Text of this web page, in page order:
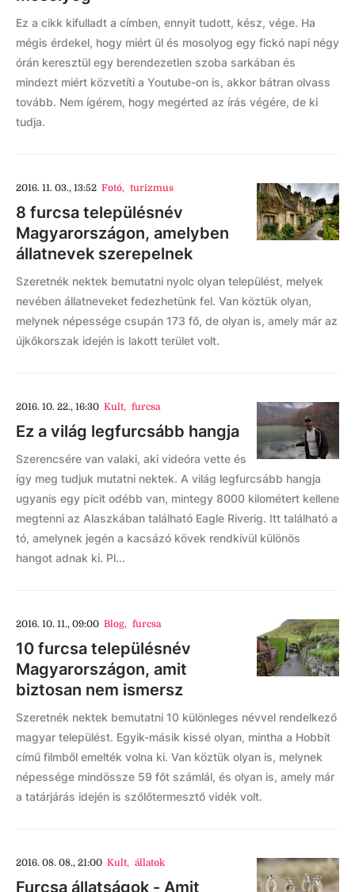
Ez a cikk kifulladt a címben, ennyit tudott, kész, vége. Ha
mégis érdekel, hogy miért ül és mosolyog egy fickó napi négy
órán keresztül egy berendezetlen szoba sarkában és
mindezt miért közvetíti a Youtube-on is, akkor bátran olvass
tovább. Nem ígérem, hogy megérted az írás végére, de ki
tudja.
2016. 11. 03., 13:52 Fotó, turizmus
8 furcsa településnév
Magyarországon, amelyben
állatnevek szerepelnek
Szeretnék nektek bemutatni nyolc olyan települést, melyek
nevében állatneveket fedezhetünk fel. Van köztük olyan,
melynek népessége csupán 173 fő, de olyan is, amely már az
újkőkorszak idején is lakott terület volt.
2016. 10. 22., 16:30 Kult, furcsa
Ez a világ legfurcsább hangja
Szerencsére van valaki, aki videóra vette és
így meg tudjuk mutatni nektek. A világ legfurcsább hangja
ugyanis egy picit odébb van, mintegy 8000 kilométert kellene
megtenni az Alaszkában található Eagle Riverig. Itt található a
tó, amelynek jegén a kacsázó kövek rendkívül különös
hangot adnak ki. Pl...
2016. 10. 11., 09:00 Blog, furcsa
10 furcsa településnév
Magyarországon, amit
biztosan nem ismersz
Szeretnék nektek bemutatni 10 különleges névvel rendelkező
magyar települést. Egyik-másik kissé olyan, mintha a Hobbit
című filmből emelték volna ki. Van köztük olyan is, melynek
népessége mindössze 59 főt számlál, és olyan is, amely már
a tatárjárás idején is szőlőtermesztő vidék volt.
2016. 08. 08., 21:00 Kult, állatok
Furcsa állatságok - Amit